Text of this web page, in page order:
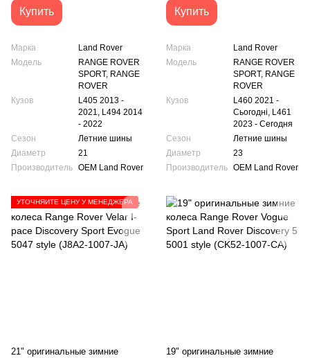
Купить
Марка
Land Rover
Модель
RANGE ROVER
SPORT, RANGE
ROVER
Кузов
L405 2013 -
2021, L494 2014
- 2022
Сезон
Летние шины
Диаметр
21
Производитель OEM Land Rover
CA/P9XM-1007-DA)
Купить
Марка
Land Rover
Модель
RANGE ROVER
SPORT, RANGE
ROVER
Кузов
L460 2021 -
Сьогодні, L461
2023 - Сегодня
Сезон
Летние шины
Диаметр
23
Производитель OEM Land Rover
УТОЧНЯЙТЕ ЦЕНУ У МЕНЕДЖЕРА
21" оригинальные зимние
19" оригинальные зимние